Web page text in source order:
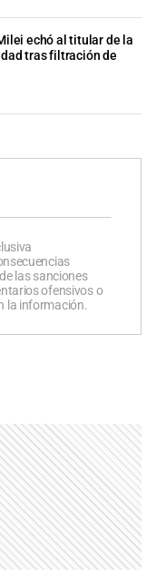
echó al titular de la
tras filtración de
las sanciones
ofensivos o
la información.